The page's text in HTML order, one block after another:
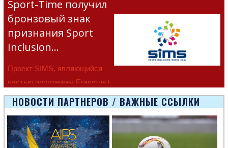
Sport-Time получил
бронзовый знак
признания Sport
Inclusion…
Проект SIMS, являющийся
частью программы Erasmus+
Европейско
НОВОСТИ ПАРТНЕРОВ / ВАЖНЫЕ ССЫЛКИ